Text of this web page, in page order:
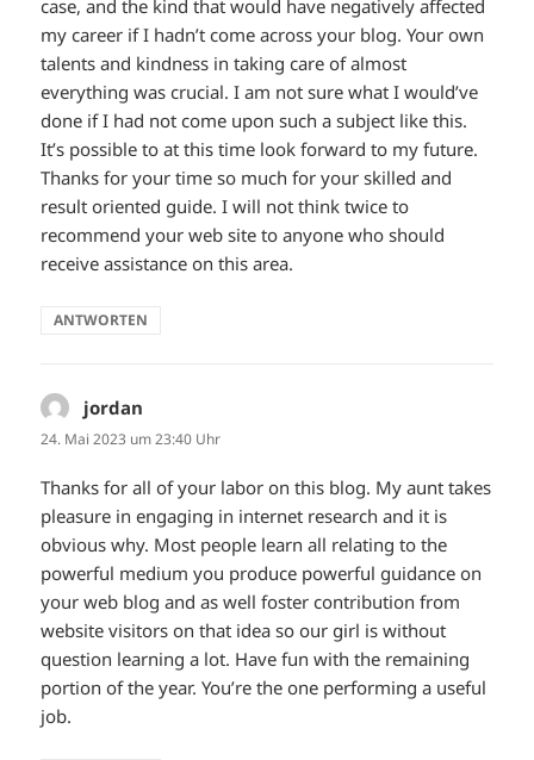
case, and the kind that would have negatively affected
my career if I hadn’t come across your blog. Your own
talents and kindness in taking care of almost
everything was crucial. I am not sure what I would’ve
done if I had not come upon such a subject like this.
It’s possible to at this time look forward to my future.
Thanks for your time so much for your skilled and
result oriented guide. I will not think twice to
recommend your web site to anyone who should
receive assistance on this area.
ANTWORTEN
jordan
24. Mai 2023 um 23:40 Uhr
Thanks for all of your labor on this blog. My aunt takes
pleasure in engaging in internet research and it is
obvious why. Most people learn all relating to the
powerful medium you produce powerful guidance on
your web blog and as well foster contribution from
website visitors on that idea so our girl is without
question learning a lot. Have fun with the remaining
portion of the year. You’re the one performing a useful
job.